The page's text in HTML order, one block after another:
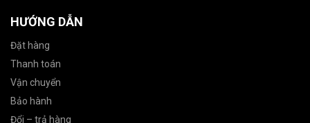
HƯỚNG DẪN
Đặt hàng
Thanh toán
Vận chuyển
Bảo hành
Đổi – trả hàng